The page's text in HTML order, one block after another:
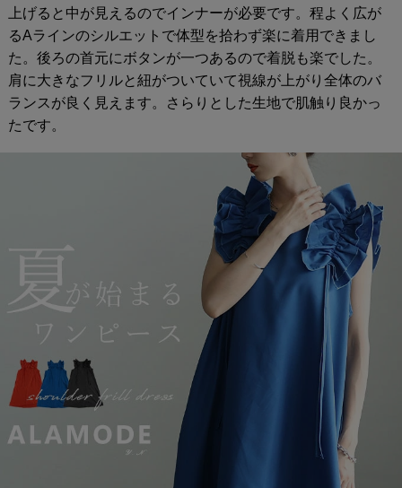
上げると中が見えるのでインナーが必要です。程よく広が
るAラインのシルエットで体型を拾わず楽に着用できまし
た。後ろの首元にボタンが一つあるので着脱も楽でした。
肩に大きなフリルと紐がついていて視線が上がり全体のバ
ランスが良く見えます。さらりとした生地で肌触り良かっ
たです。